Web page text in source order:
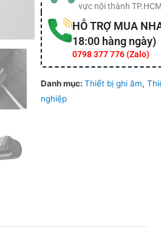
vực nội thành TP.HCM
HỖ TRỢ MUA
18:00 hàng ngày)
0798 377 776 (Zalo)
Danh mục: Thiết bị ghi âm,
nghiệp